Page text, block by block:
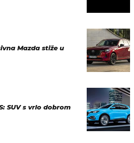
Mazda stiže u
SUV s vrlo dobrom